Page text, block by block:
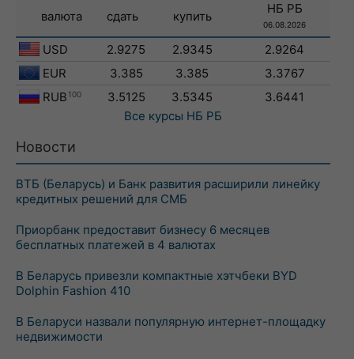
валюта сдать купить
НБ РБ
06.08.2026
USD 2.9275 2.9345
2.9264
EUR
3.385 3.385
3.3767
RUB 100 3.5125 3.5345
3.6441
Все курсы НБ РБ
Новости
ВТБ (Беларусь) и Банк развития расширили линейку
кредитных решений для СМБ
Приорбанк предоставит бизнесу 6 месяцев
бесплатных платежей в 4 валютах
В Беларусь привезли компактные хэтчбеки BYD
Dolphin Fashion 410
В Беларуси назвали популярную интернет-площадку
недвижимости